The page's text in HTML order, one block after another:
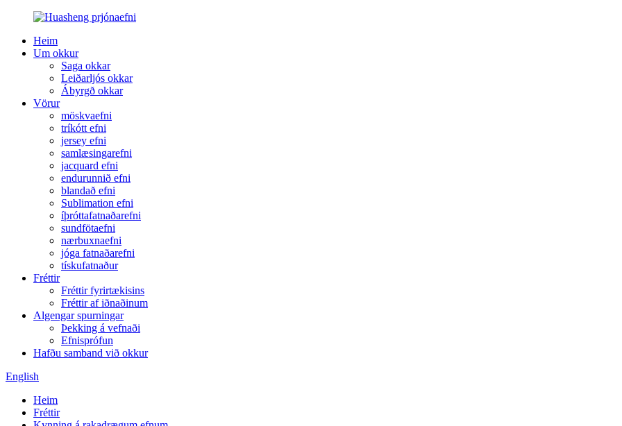
Heim
Um okkur
Saga okkar
Leiðarljós okkar
Ábyrgð okkar
Vörur
möskvaefni
tríkótt efni
jersey efni
samlæsingarefni
jacquard efni
endurunnið efni
blandað efni
Sublimation efni
íþróttafatnaðarefni
sundfötaefni
nærbuxnaefni
jóga fatnaðarefni
tískufatnaður
Fréttir
Fréttir fyrirtækisins
Fréttir af iðnaðinum
Algengar spurningar
Þekking á vefnaði
Efnisprófun
Hafðu samband við okkur
English
Heim
Fréttir